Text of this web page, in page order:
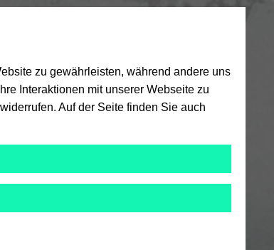
zu gewährleisten, während andere uns
Interaktionen mit unserer Webseite zu
Auf der Seite finden Sie auch